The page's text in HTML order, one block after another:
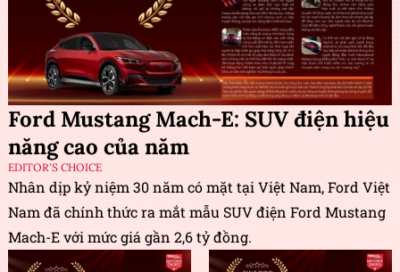
Ford Mustang Mach-E: SUV điện hiệu
năng cao của năm
EDITOR'S CHOICE
Nhân dịp kỷ niệm 30 năm có mặt tại Việt Nam, Ford Việt
Nam đã chính thức ra mắt mẫu SUV điện Ford Mustang
Mach-E với mức giá gần 2,6 tỷ đồng.